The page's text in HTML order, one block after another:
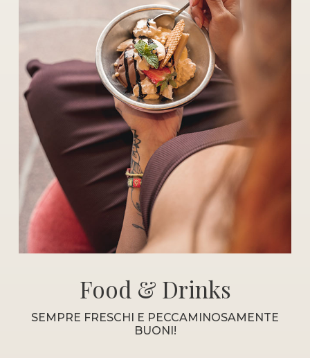
Food & Drinks
SEMPRE FRESCHI E PECCAMINOSAMENTE
BUONI!